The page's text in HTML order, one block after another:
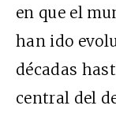
en que el
han ido
décadas
central del